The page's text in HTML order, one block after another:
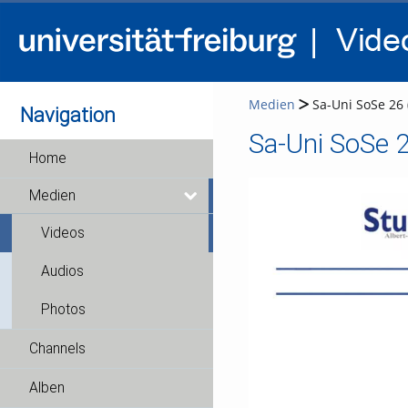
Navigation
Home
Medien
Videos
Audios
Photos
Channels
Alben
Medien Sa-Uni SoSe 26
Sa-Uni SoSe